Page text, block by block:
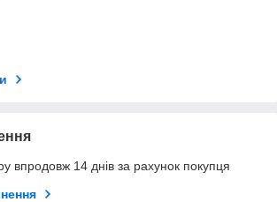
впродовж 14 днів за рахунок покупця